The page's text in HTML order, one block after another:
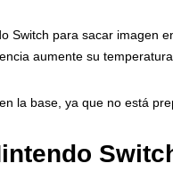
Switch para sacar imagen
aumente su
la base, ya que no está